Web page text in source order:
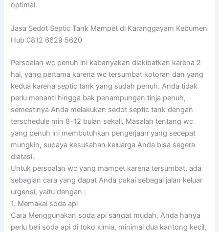
optimal.
Jasa Sedot Septic Tank Mampet di Karanggayam Kebumen
Hub 0812 6629 5620
Persoalan wc penuh ini kebanyakan diakibatkan karena 2
hal, yang pertama karena wc tersumbat kotoran dan yang
kedua karena septic tank yang sudah penuh. Anda tidak
perlu menanti hingga bak penampungan tinja penuh,
semestinya Anda melakukan sedot septic tank dengan
terschedule min 8-12 bulan sekali. Masalah tentang wc
yang penuh ini membutuhkan pengerjaan yang secepat
mungkin, supaya kesusahan keluarga Anda bisa segera
diatasi.
Untuk persoalan wc yang mampet karena tersumbat, ada
sebagian cara yang dapat Anda pakai sebagai jalan keluar
urgensi, yaitu dengan :
1. Memakai soda api
Cara Menggunakan soda api sangat mudah, Anda hanya
perlu beli soda api di toko kimia, minimal dua kantong kecil,